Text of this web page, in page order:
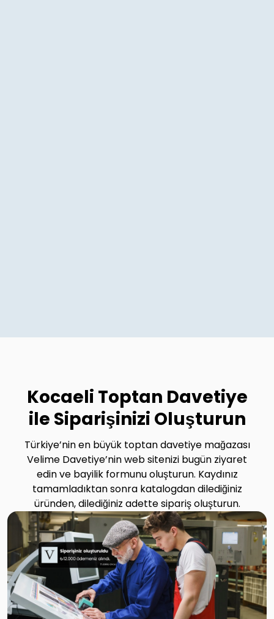
Kocaeli Toptan Davetiye
ile Siparişinizi Oluşturun
Türkiye’nin en büyük toptan davetiye mağazası
Velime Davetiye’nin web sitenizi bugün ziyaret
edin ve bayilik formunu oluşturun. Kaydınız
tamamladıktan sonra katalogdan dilediğiniz
üründen, dilediğiniz adette sipariş oluşturun.